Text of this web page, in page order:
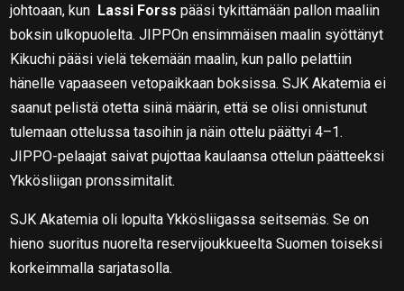
johtoaan, kun Lassi Forss pääsi tykittämään pallon maaliin
boksin ulkopuolelta. JIPPOn ensimmäisen maalin syöttänyt
Kikuchi pääsi vielä tekemään maalin, kun pallo pelattiin
hänelle vapaaseen vetopaikkaan boksissa. SJK Akatemia ei
saanut pelistä otetta siinä määrin, että se olisi onnistunut
tulemaan ottelussa tasoihin ja näin ottelu päättyi 4–1.
JIPPO-pelaajat saivat pujottaa kaulaansa ottelun päätteeksi
Ykkösliigan pronssimitalit.
SJK Akatemia oli lopulta Ykkösliigassa seitsemäs. Se on
hieno suoritus nuorelta reservijoukkueelta Suomen toiseksi
korkeimmalla sarjatasolla.